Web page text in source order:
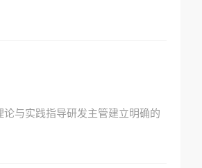
与实践指导研发主管建立明确的